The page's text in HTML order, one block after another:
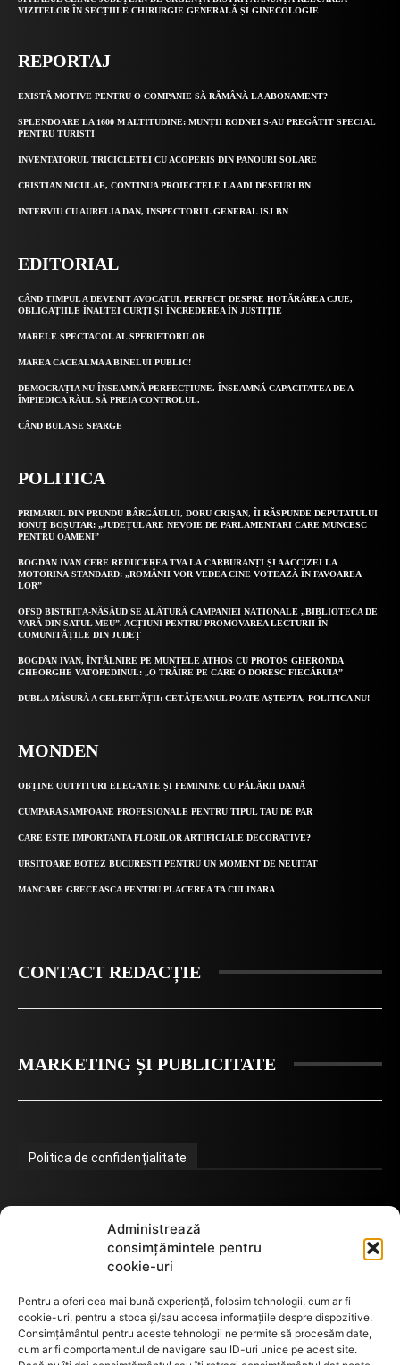
Administrează
consimțămintele pentru
cookie-uri
Pentru a oferi cea mai bună experiență, folosim tehnologii, cum ar fi
cookie-uri, pentru a stoca și/sau accesa informațiile despre dispozitive.
Consimțământul pentru aceste tehnologii ne permite să procesăm date,
cum ar fi comportamentul de navigare sau ID-uri unice pe acest site.
VIZITELOR ÎN SECȚIILE CHIRURGIE GENERALĂ ȘI GINECOLOGIE
REPORTAJ
EXISTĂ MOTIVE PENTRU O COMPANIE SĂ RĂMÂNĂ LA ABONAMENT?
SPLENDOARE LA 1600 M ALTITUDINE: MUNȚII RODNEI S-AU PREGĂTIT SPECIAL
PENTRU TURIȘTI
INVENTATORUL TRICICLETEI CU ACOPERIS DIN PANOURI SOLARE
CRISTIAN NICULAE, CONTINUA PROIECTELE LA ADI DESEURI BN
INTERVIU CU AURELIA DAN, INSPECTORUL GENERAL ISJ BN
EDITORIAL
CÂND TIMPUL A DEVENIT AVOCATUL PERFECT DESPRE HOTĂRÂREA CJUE,
OBLIGAȚIILE ÎNALTEI CURȚI ȘI ÎNCREDEREA ÎN JUSTIȚIE
MARELE SPECTACOL AL SPERIETORILOR
MAREA CACEALMA A BINELUI PUBLIC!
DEMOCRAȚIA NU ÎNSEAMNĂ PERFECȚIUNE. ÎNSEAMNĂ CAPACITATEA DE A
ÎMPIEDICA RĂUL SĂ PREIA CONTROLUL.
CÂND BULA SE SPARGE
POLITICA
PRIMARUL DIN PRUNDU BÂRGĂULUI, DORU CRIȘAN, ÎI RĂSPUNDE DEPUTATULUI
IONUȚ BOȘUTAR: „JUDEȚUL ARE NEVOIE DE PARLAMENTARI CARE MUNCESC
PENTRU OAMENI”
BOGDAN IVAN CERE REDUCEREA TVA LA CARBURANȚI ȘI AACCIZEI LA
MOTORINA STANDARD: „ROMÂNII VOR VEDEA CINE VOTEAZĂ ÎN FAVOAREA
LOR”
OFSD BISTRIȚA-NĂSĂUD SE ALĂTURĂ CAMPANIEI NAȚIONALE „BIBLIOTECA DE
VARĂ DIN SATUL MEU”. ACȚIUNI PENTRU PROMOVAREA LECTURII ÎN
COMUNITĂȚILE DIN JUDEȚ
BOGDAN IVAN, ÎNTÂLNIRE PE MUNTELE ATHOS CU PROTOS GHERONDA
GHEORGHE VATOPEDINUL: „O TRĂIRE PE CARE O DORESC FIECĂRUIA”
DUBLA MĂSURĂ A CELERITĂȚII: CETĂȚEANUL POATE AȘTEPTA, POLITICA NU!
MONDEN
OBȚINE OUTFITURI ELEGANTE ȘI FEMININE CU PĂLĂRII DAMĂ
CUMPARA SAMPOANE PROFESIONALE PENTRU TIPUL TAU DE PAR
CARE ESTE IMPORTANTA FLORILOR ARTIFICIALE DECORATIVE?
URSITOARE BOTEZ BUCURESTI PENTRU UN MOMENT DE NEUITAT
MANCARE GRECEASCA PENTRU PLACEREA TA CULINARA
CONTACT REDACȚIE
MARKETING ȘI PUBLICITATE
Politica de confidențialitate
Termeni de utilizare
GDPR